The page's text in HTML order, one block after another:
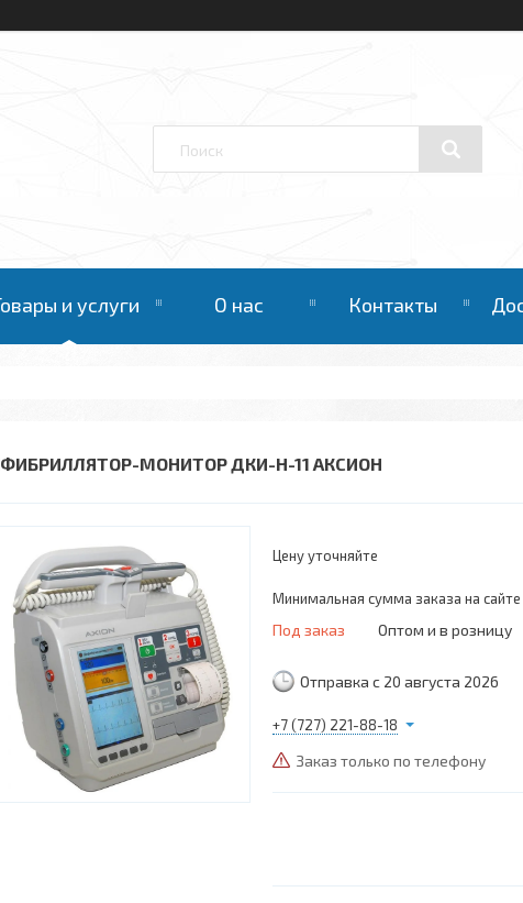
и услуги О нас Контакты
МОНИТОР ДКИ-Н-11 АКСИОН
Цену уточняйте
Минимальная сумма заказа на
Под заказ Оптом и в розницу
Отправка с 20 августа 2026
+7 (727) 221-88-18
Заказ только по телефону